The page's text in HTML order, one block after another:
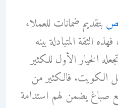
بتقديم ضمانات للعملاء
الثقة المتبادلة بينه
الخيار الأول للكثير
الكويت. فالكثير من
صباغ يضمن لهم استدامة